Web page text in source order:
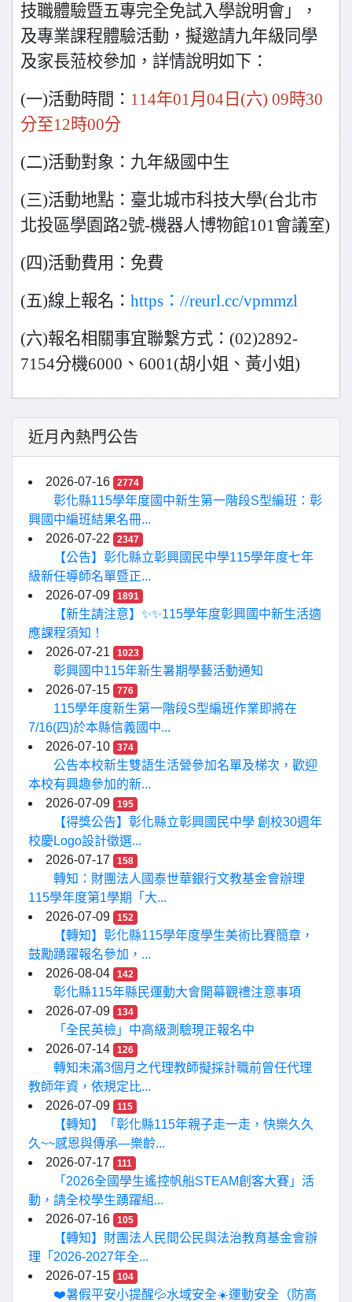
技職體驗暨五專完全免試入學說明會」，
及專業課程體驗活動，擬邀請九年級同學
及家長蒞校參加，詳情說明如下：
(一)活動時間： 114年01月04日(六) 09時30
分至12時00分
(二)活動對象：九年級國中生
(三)活動地點：臺北城市科技大學(台北市
北投區學園路2號-機器人博物館101會議室)
(四)活動費用：免費
(五)線上報名： https：//reurl.cc/vpmmzl
(六)報名相關事宜聯繫方式：(02)2892-
7154分機6000、6001(胡小姐、黃小姐)
近月內熱門公告
2026-07-16 2774
彰化縣115學年度國中新生第一階段S型編班：彰
興國中編班結果名冊...
2026-07-22
2347
【公告】彰化縣立彰興國民中學115學年度七年
級新任導師名單暨正...
2026-07-09
1891
【新生請注意】✨✨115學年度彰興國中新生活適
應課程須知！
2026-07-21
1023
彰興國中115年新生暑期學藝活動通知
2026-07-15
776
115學年度新生第一階段S型編班作業即將在
7/16(四)於本縣信義國中...
2026-07-10
374
公告本校新生雙語生活營參加名單及梯次，歡迎
本校有興趣參加的新...
2026-07-09
195
【得獎公告】彰化縣立彰興國民中學 創校30週年
校慶Logo設計徵選...
2026-07-17
158
轉知：財團法人國泰世華銀行文教基金會辦理
115學年度第1學期「大...
2026-07-09
152
【轉知】彰化縣115學年度學生美術比賽簡章，
鼓勵踴躍報名參加，...
2026-08-04
142
彰化縣115年縣民運動大會開幕觀禮注意事項
2026-07-09
134
「全民英檢」中高級測驗現正報名中
2026-07-14
126
轉知未滿3個月之代理教師擬採計職前曾任代理
教師年資，依規定比...
2026-07-09
115
【轉知】「彰化縣115年親子走一走，快樂久久
久~~感恩與傳承—樂齡...
2026-07-17
111
「2026全國學生遙控帆船STEAM創客大賽」活
動，請全校學生踴躍組...
2026-07-16
105
【轉知】財團法人民間公民與法治教育基金會辦
理「2026-2027年全...
2026-07-15
104
❤️暑假平安小提醒💦水域安全☀️運動安全（防高